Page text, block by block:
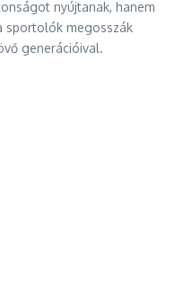
nyújtanak, hanem
sportolók megosszák
generációival.